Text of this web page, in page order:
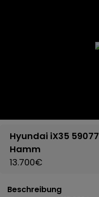
Hyundai iX35 59077
Hamm
13.700€
Beschreibung